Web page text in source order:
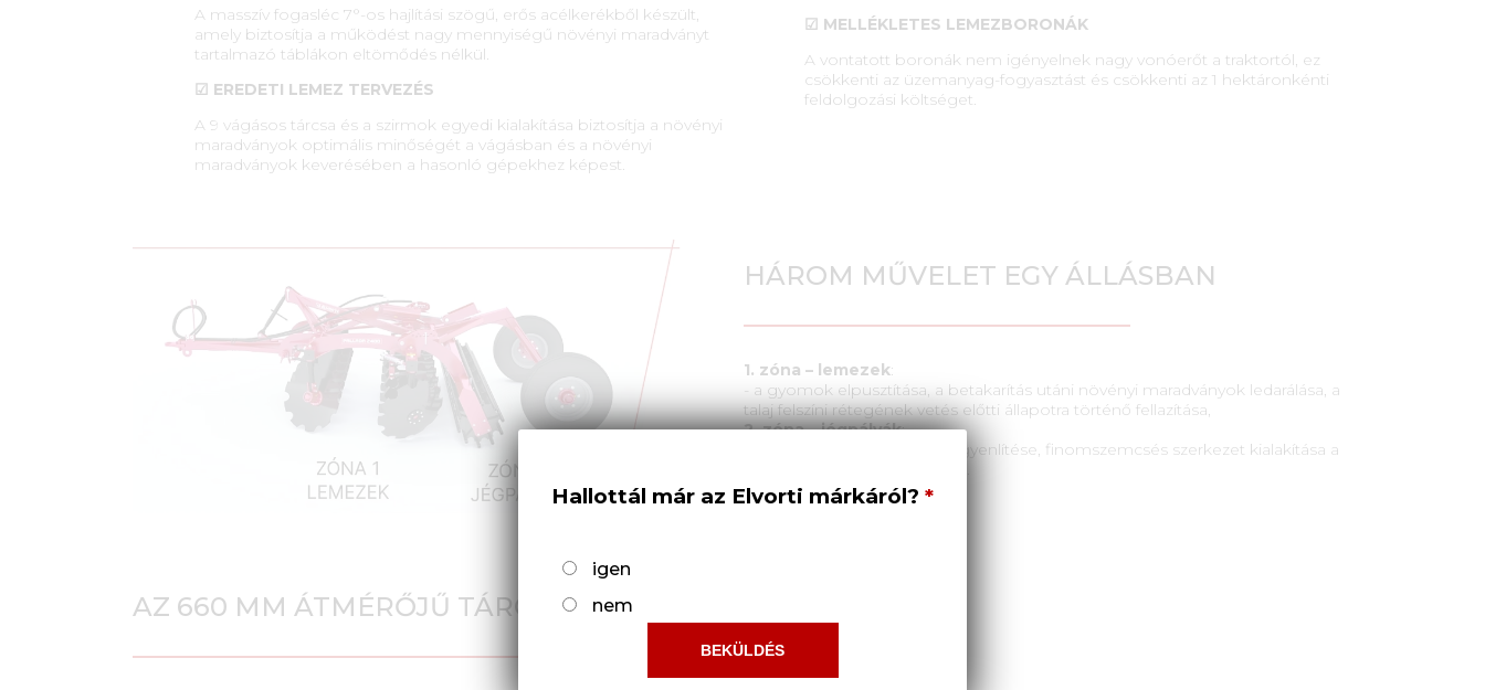
A masszív fogasléc 7°-os hajlítási szögű, erős acélkerékből készült,
amely biztosítja a működést nagy mennyiségű növényi maradványt
tartalmazó táblákon eltömődés nélkül.
☑ EREDETI LEMEZ TERVEZÉS
A 9 vágásos tárcsa és a szirmok egyedi kialakítása biztosítja a növényi
maradványok optimális minőségét a vágásban és a növényi
maradványok keverésében a hasonló gépekhez képest.
☑ MELLÉKLETES LEMEZBORONÁK
A vontatott boronák nem igényelnek nagy vonóerőt a traktortól, ez
csökkenti az üzemanyag-fogyasztást és csökkenti az 1 hektáronkénti
feldolgozási költséget.
HÁROM MŰVELET EGY ÁLLÁSBAN
1. zóna – lemezek:
- a gyomok elpusztítása, a betakarítás utáni növényi maradványok ledarálása, a
talaj felszíni rétegének vetés előtti állapotra történő fellazítása,
2. zóna – jégpályák:
- a tábla domborzatának kiegyenlítése, finomszemcsés szerkezet kialakítása a
talaj túlzott tömörítése nélkül.
AZ 660 MM ÁTMÉRŐJŰ TÁRCSÁK
Hallottál már az Elvorti márkáról?
igen
nem